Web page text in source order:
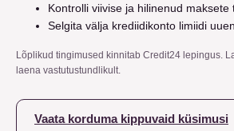
Kontrolli viivise ja hilinenud maksete
Selgita välja krediidikonto limiidi
Lõplikud tingimused kinnitab Credit24 lepingus.
laena vastutustundlikult.
Vaata korduma kippuvaid küsimusi